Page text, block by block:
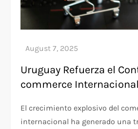
Uruguay Refuerza el
commerce Internacional
El crecimiento explosivo del
internacional ha generado una